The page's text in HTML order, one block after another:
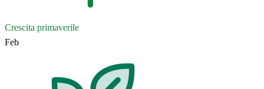
Crescita primaverile
Feb